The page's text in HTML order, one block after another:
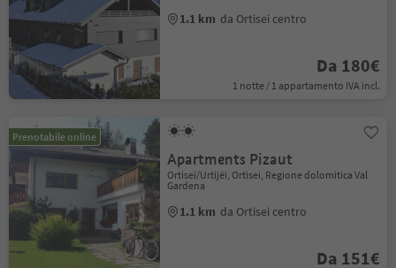
1.1 km da Ortisei centro
Da 180€
1 notte / 1 appartamento IVA incl.
Prenotabile online
Apartments Pizaut
Ortisei/Urtijëi, Ortisei, Regione dolomitica Val
Gardena
1.1 km da Ortisei centro
Da 151€